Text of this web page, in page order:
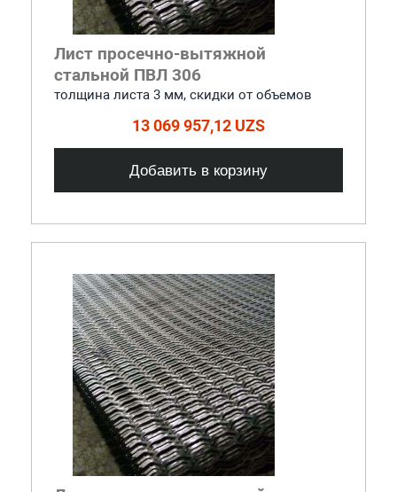
Лист просечно-вытяжной
стальной ПВЛ 306
толщина листа 3 мм, cкидки от объемов
13 069 957,12 UZS
Добавить в корзину